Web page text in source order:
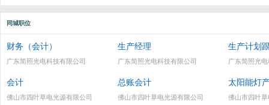
同城职位
财务（会计）
广东简照光电科技有限公司
生产经理
广东简照光电科技有限公司
生产计划
广东简照光
会计
佛山市四叶草电光源有限公司
总账会计
佛山市四叶草电光源有限公司
太阳能灯
佛山市四叶